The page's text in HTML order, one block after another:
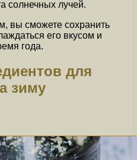
солнечных лучей.
вы сможете сохранить
его вкусом и
года.
для
зиму